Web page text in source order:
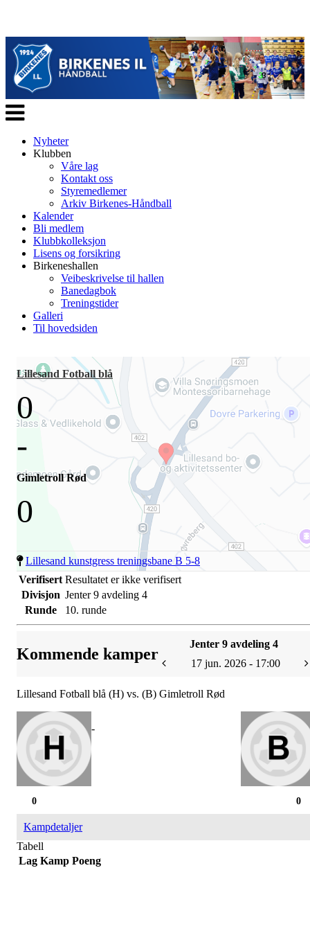
Veksle
navigasjon
Nyheter
Klubben
Våre lag
Kontakt oss
Styremedlemer
Arkiv Birkenes-Håndball
Kalender
Bli medlem
Klubbkolleksjon
Lisens og forsikring
Birkeneshallen
Veibeskrivelse til hallen
Banedagbok
Treningstider
Galleri
Til hovedsiden
Lillesand Fotball blå
0
-
Gimletroll Rød
0
Lillesand kunstgress treningsbane B 5-8
Verifisert Resultatet er ikke verifisert
Divisjon Jenter 9 avdeling 4
Runde
10. runde
Kommende kamper
Jenter 9 avdeling 4
17 jun. 2026 - 17:00
Lillesand Fotball blå (H) vs. (B) Gimletroll Rød
-
0
0
Kampdetaljer
Tabell
Lag Kamp Poeng